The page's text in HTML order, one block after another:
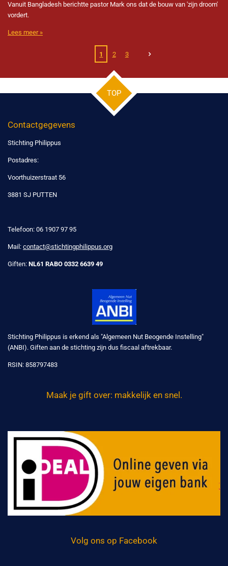
Vanuit Bangladesh berichtte pastor Mark ons dat de bouw van 'zijn droom'
vordert.
Lees meer »
1 2 3
TOP
Contactgegevens
Stichting Philippus
Postadres:
Voorthuizerstraat 56
3881 SJ PUTTEN
Telefoon: 06 1907 97 95
Mail: contact@stichtingphilippus.org
Giften: NL61 RABO 0332 6639 49
Stichting Philippus is erkend als "Algemeen Nut Beogende Instelling"
(ANBI). Giften aan de stichting zijn dus fiscaal aftrekbaar.
RSIN: 858797483
Maak je gift over: makkelijk en snel.
Volg ons op Facebook